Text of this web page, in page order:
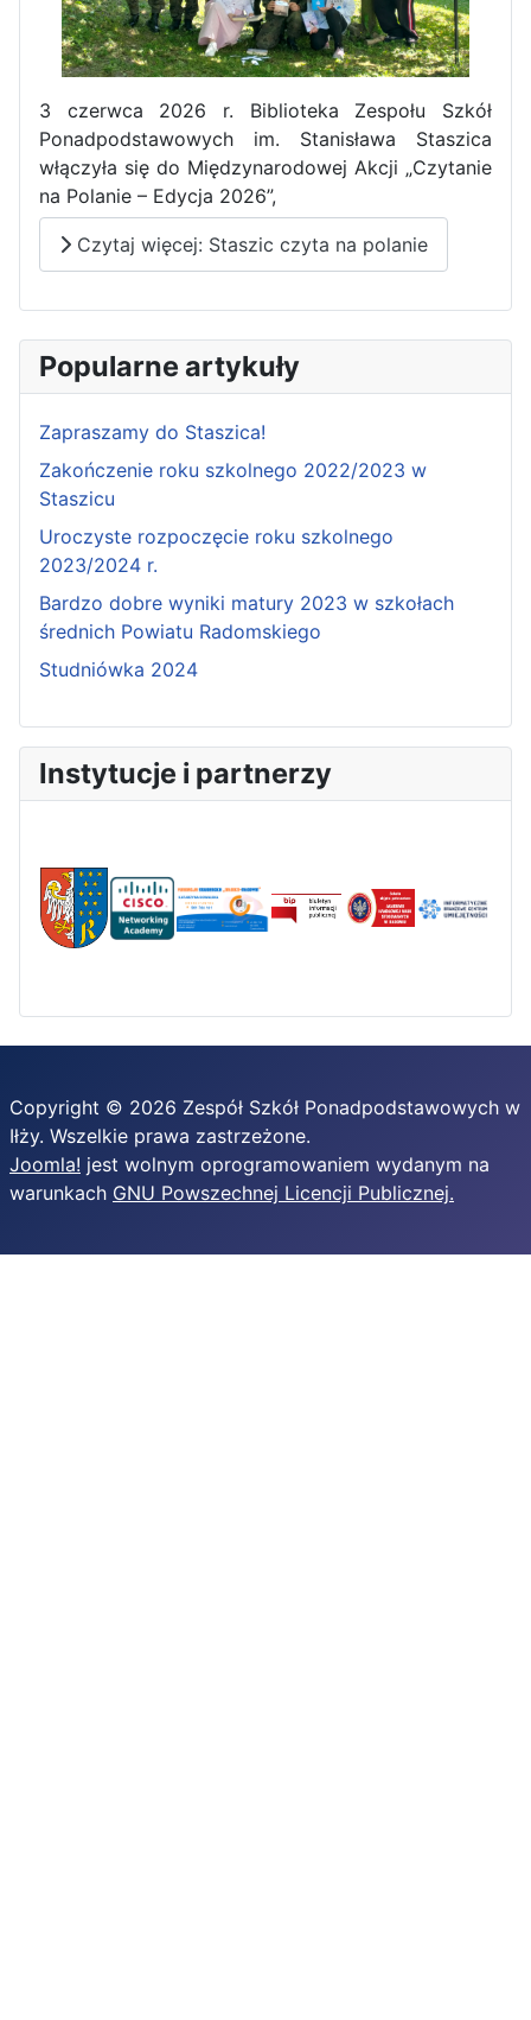
3 czerwca 2026 r. Biblioteka Zespołu Szkół
Ponadpodstawowych im. Stanisława Staszica
włączyła się do Międzynarodowej Akcji „Czytanie
na Polanie – Edycja 2026”,
Czytaj więcej: Staszic czyta na polanie
Popularne artykuły
Zapraszamy do Staszica!
Zakończenie roku szkolnego 2022/2023 w
Staszicu
Uroczyste rozpoczęcie roku szkolnego
2023/2024 r.
Bardzo dobre wyniki matury 2023 w szkołach
średnich Powiatu Radomskiego
Studniówka 2024
Instytucje i partnerzy
Copyright © 2026 Zespół Szkół Ponadpodstawowych w
Iłży. Wszelkie prawa zastrzeżone.
Joomla! jest wolnym oprogramowaniem wydanym na
warunkach GNU Powszechnej Licencji Publicznej.